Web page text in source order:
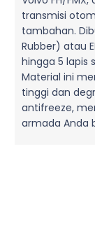
transmisi
tambahan.
Rubber) atau
hingga 5 lapis
Material ini
tinggi dan
antifreeze,
armada Anda